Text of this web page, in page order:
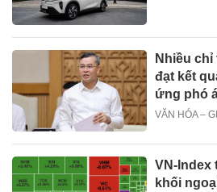
Nhiều chỉ
đạt kết
ứng phó
VĂN HÓA –
VN-Index
khối